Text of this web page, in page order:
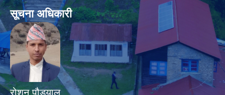
सूचना अधिकारी
रोशन पौड्याल